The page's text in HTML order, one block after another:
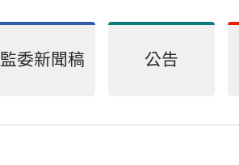
監委新聞稿 公告